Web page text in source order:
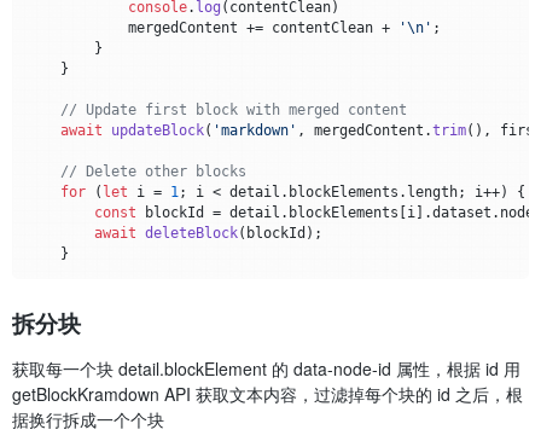
console. log (contentClean)
            mergedContent += contentClean +
'\n' ;
        }
    }
// Update first block with merged content
await
updateBlock( 'markdown' , mergedContent.trim(),
// Delete other blocks
for ( let i = 1; i < detail. blockElements . length; i++) {
const blockId = detail. blockElements [i].dataset .
await deleteBlock(blockId);
拆分块
获取每一个块 detail.blockElement 的 data-node-id 属性，根据 id 用
getBlockKramdown API 获取文本内容，过滤掉每个块的 id 之后，根
据换行拆成一个个块